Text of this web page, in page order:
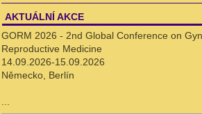
AKTUÁLNÍ AKCE
GORM 2026 - 2nd Global Conference on
Reproductive Medicine
14.09.2026-15.09.2026
Německo, Berlín